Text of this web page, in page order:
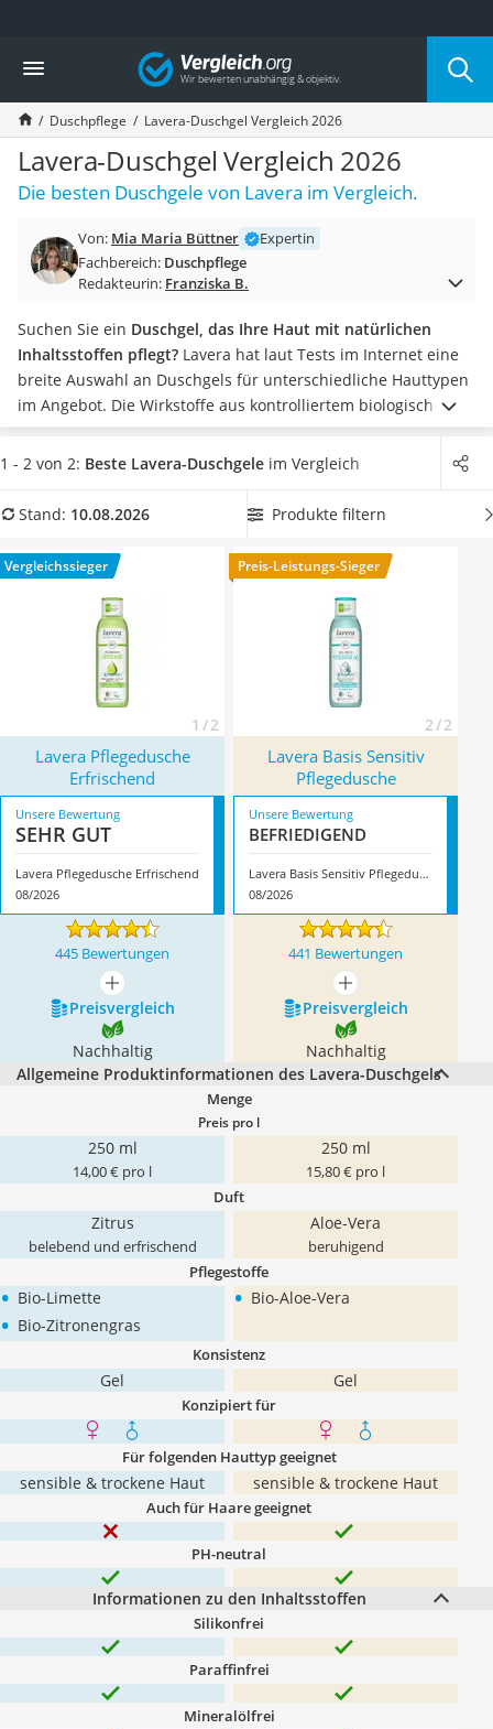
Die beliebtesten Vergleiche nach Kategorie
Drogerie
Inhalator
Haarschneider
Rollator
Braun Rasierer
Katzenklappe (Chip)
Masturbator
Massagepistole
Reisehaartrockner
Eiweißpulver
Magnesiumpräparat
Katzenklappe
Nackenmassagegerät
Zeckenschutz Katze
Philips-Sonicare-Zahnbürste
Mineralfutter Pferd
Massagegerät
Vergleich
Duschpflege Lavera-Duschgel Vergleich 2026
Lavera-Duschgel Vergleich 2026
Die besten Duschgele von Lavera im Vergleich.
Von: Mia Maria Büttner
Expertin
Fachbereich: Duschpflege
Redakteurin: Franziska B.
Suchen Sie ein Duschgel, das Ihre Haut mit natürlichen
Inhaltsstoffen pflegt? Lavera hat laut Tests im Internet eine
breite Auswahl an Duschgels für unterschiedliche Hauttypen
im Angebot. Die Wirkstoffe aus kontrolliertem biologischen
Anbau und der Verzicht auf Silikone, Paraffine, Mineralöle
sowie synthetische Duft- und Konservierungsmittel
Lavera-Duschgel aus unserem Vergleich, das belebt und pH-
Überzeugt hat uns hier im August 2026 besonders das
ModellLavera Pflegedusche Erfrischend* mit seinen
Eigenschaften.
1 - 2 von 2: Beste Lavera-Duschgele im Vergleich
Stand: 10.08.2026 Produkte filtern
Vergleichssieger
1 / 2
Preis-Leistungs-Sieger
2 / 2
Lavera Pflegedusche
Erfrischend
Lavera Basis Sensitiv
Pflegedusche
Unsere Bewertung
SEHR GUT
Lavera Pflegedusche Erfrischend
08/2026
Unsere Bewertung
BEFRIE­DI­GEND
Lavera Basis Sensitiv Pflegedusche
08/2026
445 Bewertungen 441 Bewertungen
mehr anzeigen
mehr anzeigen
Preis­vergleich
Preis­vergleich
Nachhaltig
Nachhaltig
Allgemeine Produktinformationen des Lavera-Duschgels
Menge
Preis pro l
250 ml
14,00 € pro l
250 ml
15,80 € pro l
Duft
Zitrus
belebend und erfrischend
Aloe-Vera
beruhigend
Pflegestoffe
• Bio-Limette
• Bio-Zitronengras
• Bio-Aloe-Vera
Konsistenz
Gel Gel
Konzipiert für
Für folgenden Hauttyp geeignet
sensible & trockene Haut sensible & trockene Haut
Auch für Haare geeignet
PH-neutral
Informationen zu den Inhaltsstoffen
Silikonfrei
Paraffinfrei
Mineralölfrei